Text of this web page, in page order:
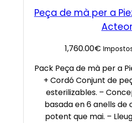
Peça de mà per a
1,760.00€
Pack Peça de mà per a
+ Cordó Conjunt de
esterilizables. –
basada en 6 anells de
potent que mai. –